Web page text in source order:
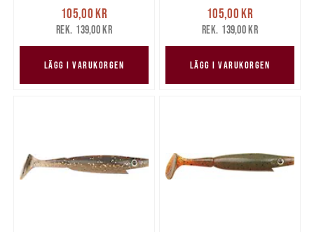
Nuvarande pris
105,00 krTidigare pris
139,00 kr
105,00 kr
139,00 kr
LÄGG I VARUKORGEN
Nuvarande pris
105,00 krTidigare pris
139,00 kr
105,00 kr
139,00 kr
LÄGG I VARUKORGEN